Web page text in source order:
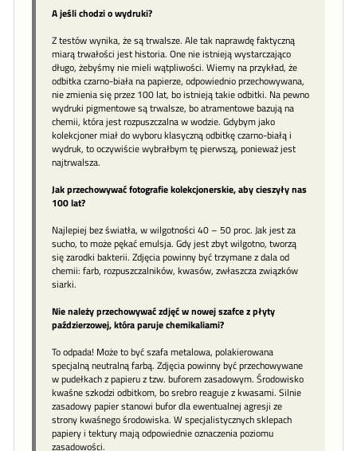
A jeśli chodzi o wydruki?
Z testów wynika, że są trwalsze. Ale tak naprawdę faktyczną
miarą trwałości jest historia. One nie istnieją wystarczająco
długo, żebyśmy nie mieli wątpliwości. Wiemy na przykład, że
odbitka czarno-biała na papierze, odpowiednio przechowywana,
nie zmienia się przez 100 lat, bo istnieją takie odbitki. Na pewno
wydruki pigmentowe są trwalsze, bo atramentowe bazują na
chemii, która jest rozpuszczalna w wodzie. Gdybym jako
kolekcjoner miał do wyboru klasyczną odbitkę czarno-białą i
wydruk, to oczywiście wybrałbym tę pierwszą, ponieważ jest
najtrwalsza.
Jak przechowywać fotografie kolekcjonerskie, aby cieszyły nas
100 lat?
Najlepiej bez światła, w wilgotności 40 – 50 proc. Jak jest za
sucho, to może pękać emulsja. Gdy jest zbyt wilgotno, tworzą
się zarodki bakterii. Zdjęcia powinny być trzymane z dala od
chemii: farb, rozpuszczalników, kwasów, zwłaszcza związków
siarki.
Nie należy przechowywać zdjęć w nowej szafce z płyty
paździerzowej, która paruje chemikaliami?
To odpada! Może to być szafa metalowa, polakierowana
specjalną neutralną farbą. Zdjęcia powinny być przechowywane
w pudełkach z papieru z tzw. buforem zasadowym. Środowisko
kwaśne szkodzi odbitkom, bo srebro reaguje z kwasami. Silnie
zasadowy papier stanowi bufor dla ewentualnej agresji ze
strony kwaśnego środowiska. W specjalistycznych sklepach
papiery i tektury mają odpowiednie oznaczenia poziomu
zasadowości.